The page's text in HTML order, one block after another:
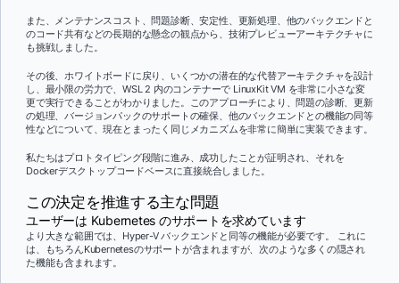
また、メンテナンスコスト、問題診断、安定性、更新処理、他のバックエンドと
のコード共有などの長期的な懸念の観点から、技術プレビューアーキテクチャに
も挑戦しました。
その後、ホワイトボードに戻り、いくつかの潜在的な代替アーキテクチャを設計
し、最小限の労力で、WSL 2 内のコンテナーで LinuxKit VM を非常に小さな変
更で実行できることがわかりました。このアプローチにより、問題の診断、更新
の処理、バージョンパックのサポートの確保、他のバックエンドとの機能の同等
性などについて、現在とまったく同じメカニズムを非常に簡単に実装できます。
私たちはプロトタイピング段階に進み、成功したことが証明され、それを
Dockerデスクトップコードベースに直接統合しました。
この決定を推進する主な問題
ユーザーは Kubernetes のサポートを求めています
より大きな範囲では、Hyper-V バックエンドと同等の機能が必要です。 これに
は、もちろんKubernetesのサポートが含まれますが、次のような多くの隠され
た機能も含まれます。